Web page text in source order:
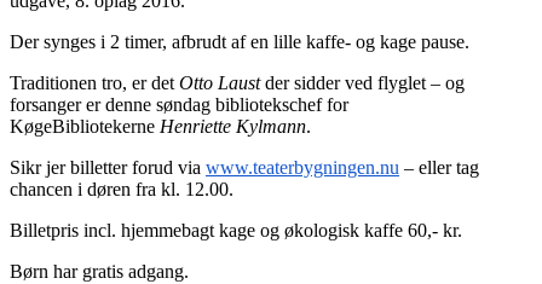
Der synges i 2 timer, afbrudt af en lille kaffe- og kage pause.
Traditionen tro, er det Otto Laustder sidder ved flyglet – og
forsanger er denne søndag bibliotekschef for
KøgeBibliotekerne Henriette Kylmann.
Sikr jer billetter forud via www.teaterbygningen.nu – eller tag
chancen i døren fra kl. 12.00.
Billetpris incl. hjemmebagt kage og økologisk kaffe 60,- kr.
Børn har gratis adgang.